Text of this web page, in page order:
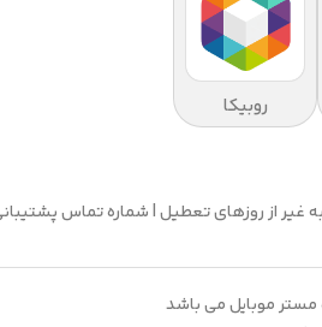
روبیکا
موبایل می باشد